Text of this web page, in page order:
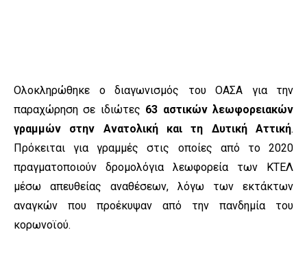
Ολοκληρώθηκε ο διαγωνισμός του ΟΑΣΑ για την
παραχώρηση σε ιδιώτες 63 αστικών λεωφορειακών
γραμμών στην Ανατολική και τη Δυτική Αττική.
Πρόκειται για γραμμές στις οποίες από το 2020
πραγματοποιούν δρομολόγια λεωφορεία των ΚΤΕΛ
μέσω απευθείας αναθέσεων, λόγω των εκτάκτων
αναγκών που προέκυψαν από την πανδημία του
κορωνοϊού.